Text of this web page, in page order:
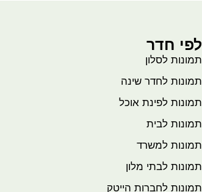
לפי חדר
תמונות לסלון
תמונות לחדר שינה
תמונות לפינת אוכל
תמונות לבית
תמונות למשרד
תמונות לבתי מלון
תמונות לחברות הייטק